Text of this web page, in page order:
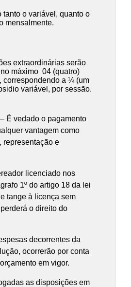
tanto o variável, quanto o
mensalmente.
extraordinárias serão
máximo 04 (quatro)
correspondendo a ¼ (um
variável, por sessão.
– É vedado o pagamento
vantagem como
representação e
licenciado nos
1º do artigo 18 da lei
tange à licença sem
o direito do
decorrentes da
ocorrerão por conta
em vigor.
as disposições em